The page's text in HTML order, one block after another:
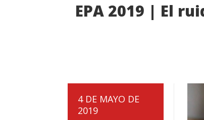
EPA 2019 | El
4 DE MAYO DE
2019